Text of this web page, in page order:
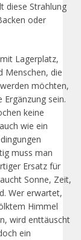
diese Strahlung
oder
Lagerplatz,
Menschen, die
möchten,
sein.
keine
wie ein
muss man
Ersatz für
Sonne, Zeit,
Wer erwartet,
Himmel
wird enttäuscht
ein